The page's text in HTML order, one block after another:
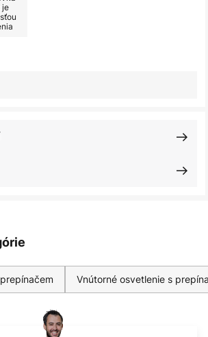
je
Vnútorné osvetlenie s